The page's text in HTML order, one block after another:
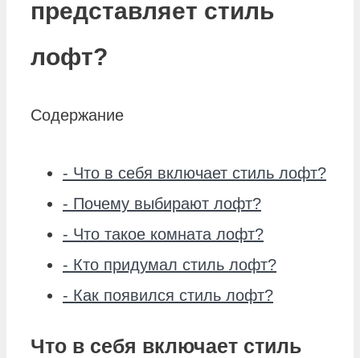
представляет стиль
лофт?
Содержание
- Что в себя включает стиль лофт?
- Почему выбирают лофт?
- Что такое комната лофт?
- Кто придумал стиль лофт?
- Как появился стиль лофт?
Что в себя включает стиль